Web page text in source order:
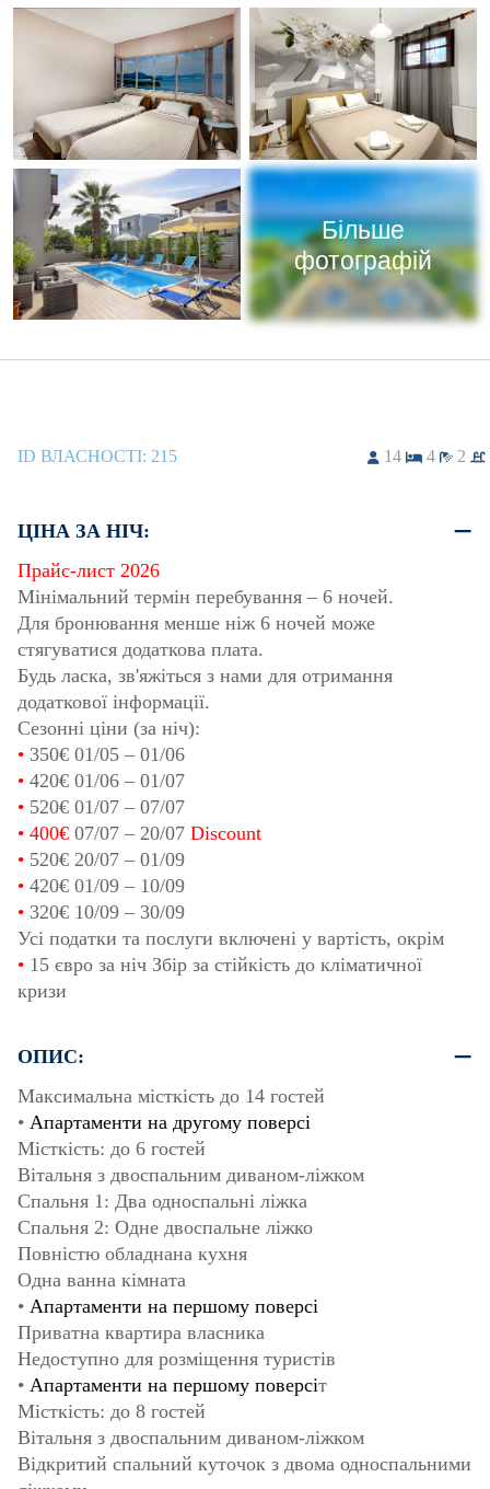
Більше
фотографій
ID ВЛАСНОСТІ: 215 14 4 2
ЦІНА ЗА НІЧ:
Прайс-лист 2026
Мінімальний термін перебування – 6 ночей.
Для бронювання менше ніж 6 ночей може
стягуватися додаткова плата.
Будь ласка, зв'яжіться з нами для отримання
додаткової інформації.
Сезонні ціни (за ніч):
• 350€ 01/05 – 01/06
• 420€ 01/06 – 01/07
• 520€ 01/07 – 07/07
• 400€ 07/07 – 20/07 Discount
• 520€ 20/07 – 01/09
• 420€ 01/09 – 10/09
• 320€ 10/09 – 30/09
Усі податки та послуги включені у вартість, окрім
• 15 євро за ніч Збір за стійкість до кліматичної
кризи
ОПИС:
Максимальна місткість до 14 гостей
• Апартаменти на другому поверсі
Місткість: до 6 гостей
Вітальня з двоспальним диваном-ліжком
Спальня 1: Два односпальні ліжка
Спальня 2: Одне двоспальне ліжко
Повністю обладнана кухня
Одна ванна кімната
• Апартаменти на першому поверсі
Приватна квартира власника
Недоступно для розміщення туристів
• Апартаменти на першому поверсіт
Місткість: до 8 гостей
Вітальня з двоспальним диваном-ліжком
Відкритий спальний куточок з двома односпальними